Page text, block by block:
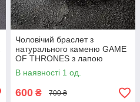
Чоловічий браслет з
натурального каменю GAME
OF THRONES з лапою
дракона
В наявності 1 од.
600 ₴ 700 ₴